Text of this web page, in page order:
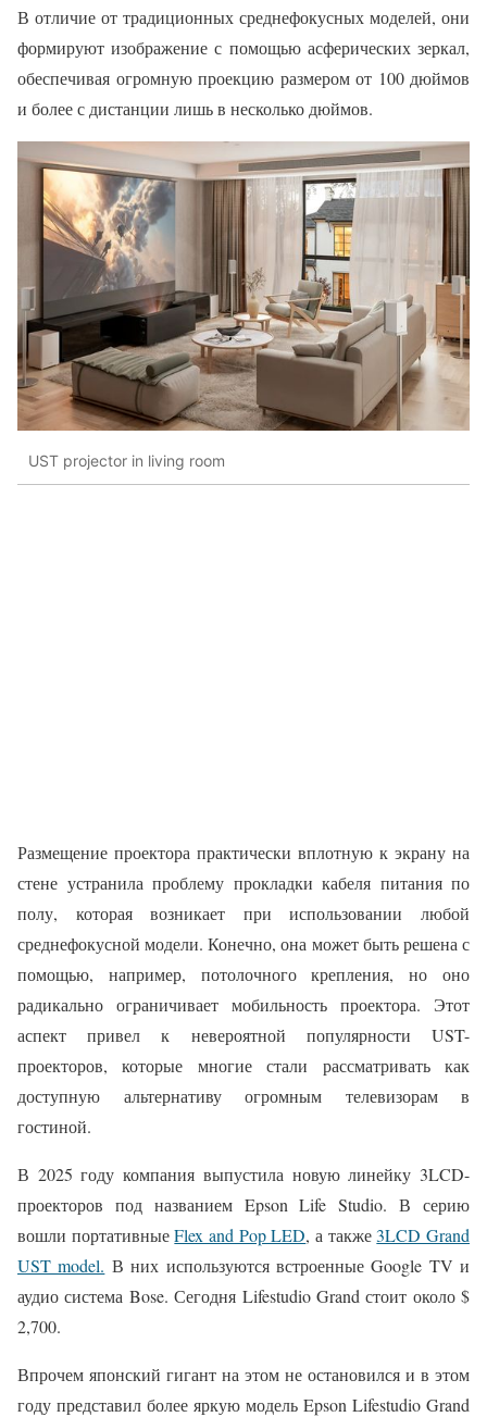
В отличие от традиционных среднефокусных моделей, они
формируют изображение с помощью асферических зеркал,
обеспечивая огромную проекцию размером от 100 дюймов
и более с дистанции лишь в несколько дюймов.
UST projector in living room
Размещение проектора практически вплотную к экрану на
стене устранила проблему прокладки кабеля питания по
полу, которая возникает при использовании любой
среднефокусной модели. Конечно, она может быть решена с
помощью, например, потолочного крепления, но оно
радикально ограничивает мобильность проектора. Этот
аспект привел к невероятной популярности UST-
проекторов, которые многие стали рассматривать как
доступную альтернативу огромным телевизорам в
гостиной.
В 2025 году компания выпустила новую линейку 3LCD-
проекторов под названием Epson Life Studio. В серию
вошли портативныеFlex and Pop LED, а также3LCD Grand
UST model. В них используются встроенные Google TV и
аудио система Bose. Сегодня Lifestudio Grand стоит около $
2,700.
Впрочем японский гигант на этом не остановился и в этом
году представил более яркую модель Epson Lifestudio Grand